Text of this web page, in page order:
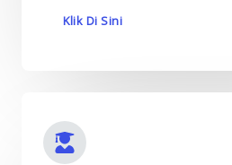
Klik Di Sini